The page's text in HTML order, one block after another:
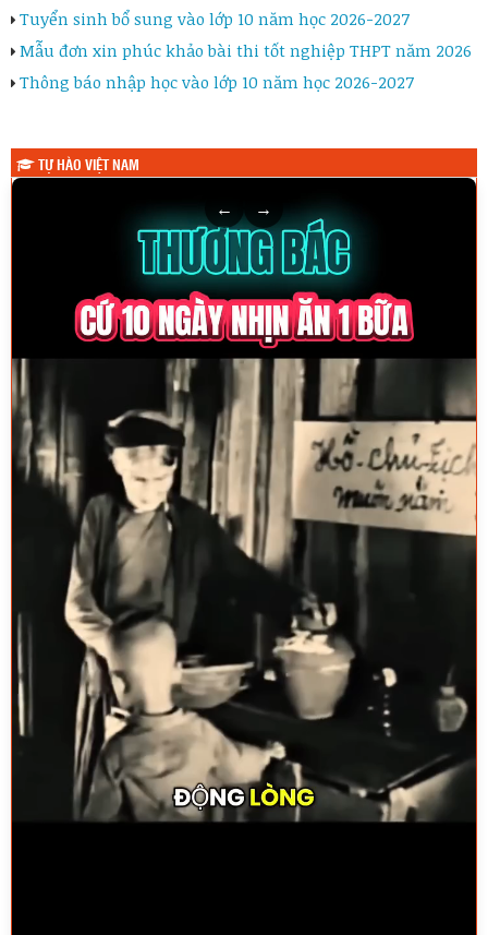
Tuyển sinh bổ sung vào lớp 10 năm học 2026-2027
Mẫu đơn xin phúc khảo bài thi tốt nghiệp THPT năm 2026
Thông báo nhập học vào lớp 10 năm học 2026-2027
TỰ HÀO VIỆT NAM
← →